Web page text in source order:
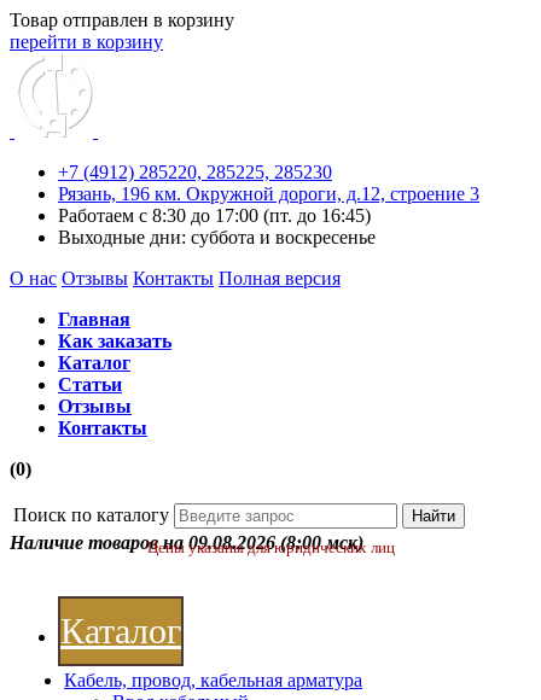
Товар отправлен в корзину
перейти в корзину
+7 (4912) 285220, 285225, 285230
Рязань, 196 км. Окружной дороги, д.12, строение 3
Работаем с 8:30 до 17:00 (пт. до 16:45)
Выходные дни: суббота и воскресенье
О нас Отзывы Контакты Полная версия
Главная
Как заказать
Каталог
Статьи
Отзывы
Контакты
(0)
Поиск по каталогу
Наличие товаров на 09.08.2026 (8:00 мск)
Цены указаны для юридических лиц
Каталог
Кабель, провод, кабельная арматура